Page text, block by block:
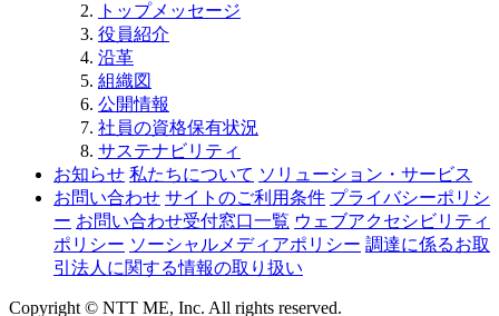
トップメッセージ
役員紹介
沿革
組織図
公開情報
社員の資格保有状況
サステナビリティ
お知らせ 私たちについて ソリューション・サービス
お問い合わせ サイトのご利用条件 プライバシーポリシ
ー お問い合わせ受付窓口一覧 ウェブアクセシビリティ
ポリシー ソーシャルメディアポリシー 調達に係るお取
引法人に関する情報の取り扱い
Copyright © NTT ME, Inc. All rights reserved.